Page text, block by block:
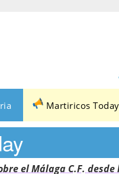
Martiricos Today
el Málaga C.F.